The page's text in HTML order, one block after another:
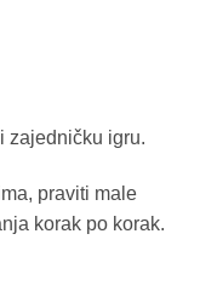
zajedničku igru.
praviti male
korak po korak.